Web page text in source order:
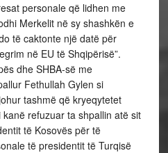
personale që lidhen me
Merkelit në sy shashkën e
të caktonte një datë për
në EU të Shqipërisë”.
dhe SHBA-së me
Fethullah Gylen si
tashmë që kryeqytetet
refuzuar ta shpallin atë sit
të Kosovës për të
të presidentit të Turqisë